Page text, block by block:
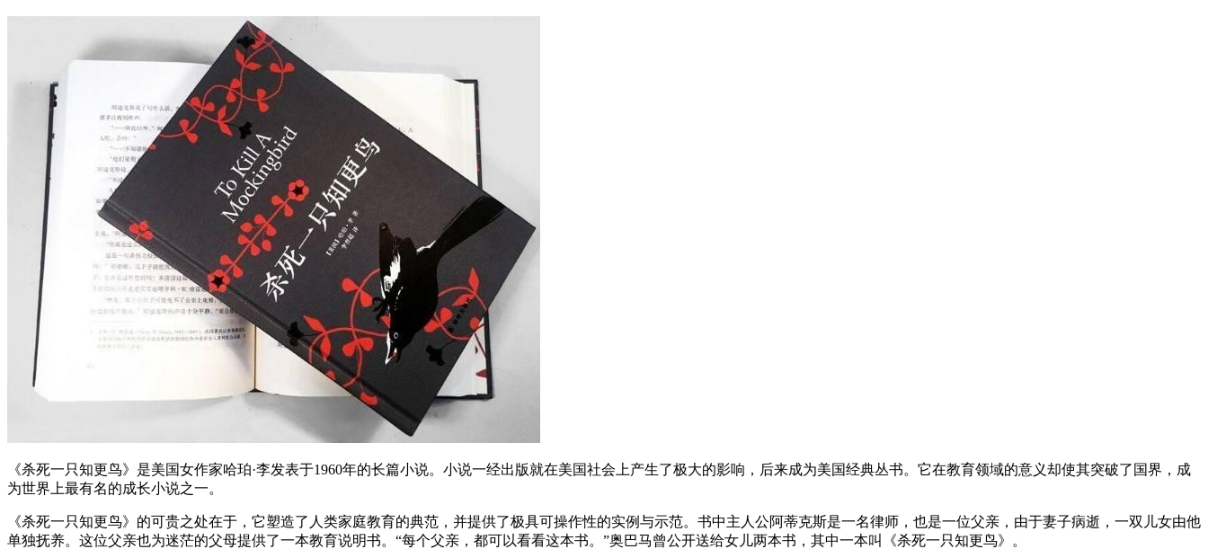
《杀死一只知更鸟》 是美国女作家哈珀·李发表于1960年的长篇小说。小说一经出版就在美国社会上产生了极大的影响，后来成为美国经典丛书。 它在教育领域的意义却使其突破了国界，成
为世界上最有名的成长小说之一。
《杀死一只知更鸟》的可贵之处在于，它塑造了人类家庭教育的典范，并提供了极具可操作性的实例与示范。书中主人公阿蒂克斯是一名律师，也是一位父亲，由于妻子病逝，一双儿女由他
单独抚养。这位父亲也为迷茫的父母提供了一本教育说明书。“每个父亲，都可以看看这本书。”奥巴马曾公开送给女儿两本书，其中一本叫《杀死一只知更鸟》。